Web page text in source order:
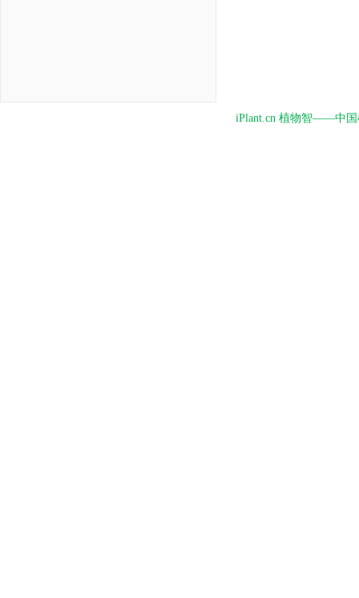
iPlant.cn 植物智——中国